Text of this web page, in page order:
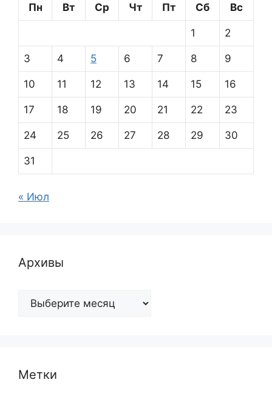
Пн
Вт Ср Чт Пт Сб Вс
1 2
3 4 5 6 7 8 9
10 11 12 13 14 15 16
17 18 19 20 21 22 23
24 25 26 27 28 29 30
31
« Июл
Архивы
Архивы
Метки